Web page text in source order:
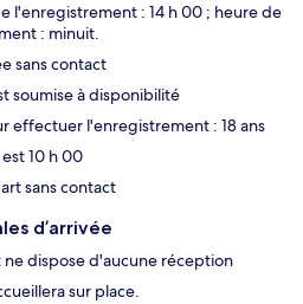
l'enregistrement : 14 h 00 ; heure de
: minuit.
sans contact
soumise à disponibilité
effectuer l'enregistrement : 18 ans
10 h 00
sans contact
d’arrivée
dispose d'aucune réception
sur place.